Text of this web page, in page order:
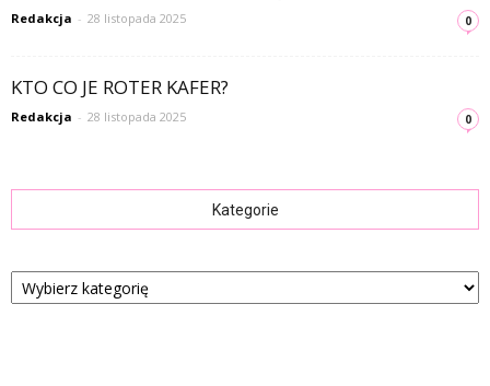
Redakcja - 28 listopada 2025 0
KTO CO JE ROTER KAFER?
Redakcja - 28 listopada 2025 0
Kategorie
Kategorie